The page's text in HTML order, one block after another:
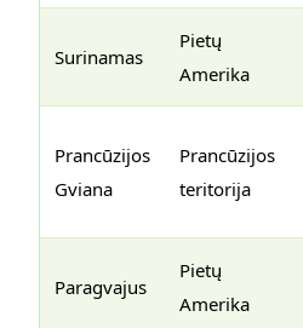
Surinamas
Pietų
Amerika
Prancūzijos
Gviana
Prancūzijos
teritorija
Paragvajus
Pietų
Amerika